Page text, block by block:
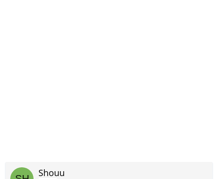
Shouu